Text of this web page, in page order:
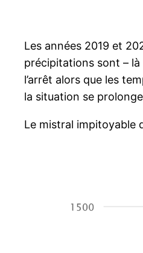
Les années 2019 et
précipitations sont – là
l’arrêt alors que les
la situation se
Le mistral impitoyable